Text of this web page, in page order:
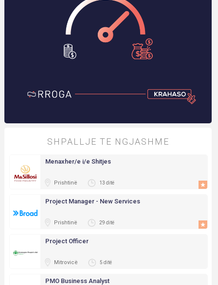
SHPALLJE TE NGJASHME
Menaxher/e i/e Shitjes
Prishtinë 13 ditë
Project Manager - New Services
Prishtinë 29 ditë
Project Officer
Mitrovicë 5 ditë
PMO Business Analyst